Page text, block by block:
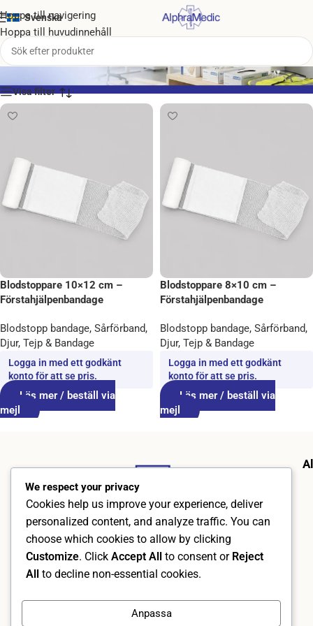
Hoppa till navigering
Hoppa till huvudinnehåll
Svenska
Blodstopp bandage
Blodstoppare 10×12 cm –
Förstahjälpenbandage
Blodstopp bandage, Sårförband,
Djur, Tejp & Bandage
Logga in med ett godkänt
konto för att se pris.
Läs mer / beställ via
mejl
Blodstoppare 8×10 cm –
Förstahjälpenbandage
Blodstopp bandage, Sårförband,
Djur, Tejp & Bandage
Logga in med ett godkänt
konto för att se pris.
Läs mer / beställ via
mejl
We respect your privacy
Cookies help us improve your experience, deliver
personalized content, and analyze traffic. You can
choose which cookies to allow by clicking
Customize. Click Accept All to consent or Reject
All to decline non-essential cookies.
Anpassa